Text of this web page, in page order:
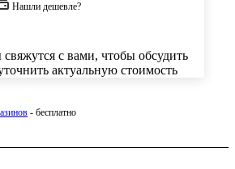
Нашли дешевле?
с вами, чтобы обсудить
актуальную стоимость
- бесплатно